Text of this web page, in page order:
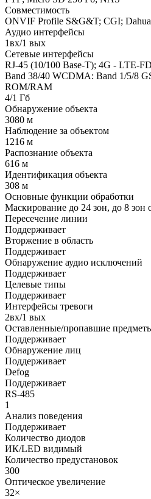
Совместимость
ONVIF Profile S&G&T; CGI;
Аудио интерфейсы
1вх/1 вых
Сетевые интерфейсы
RJ-45 (10/100 Base-T); 4G - LTE-
Band 38/40 WCDMA: Band 1/5/8
ROM/RAM
4/1 Гб
Обнаружение объекта
3080 м
Наблюдение за объектом
1216 м
Распознание объекта
616 м
Идентификация объекта
308 м
Основные функции обработки
Маскирование до 24 зон, до 8 зон
Пересечение линии
Поддерживает
Вторжение в область
Поддерживает
Обнаружение аудио исключений
Поддерживает
Целевые типы
Поддерживает
Интерфейсы тревоги
2вх/1 вых
Оставленные/пропавшие
Поддерживает
Обнаружение лиц
Поддерживает
Defog
Поддерживает
RS-485
1
Анализ поведения
Поддерживает
Количество диодов
ИК/LED видимый
Количество предустановок
300
Оптическое увеличение
32×